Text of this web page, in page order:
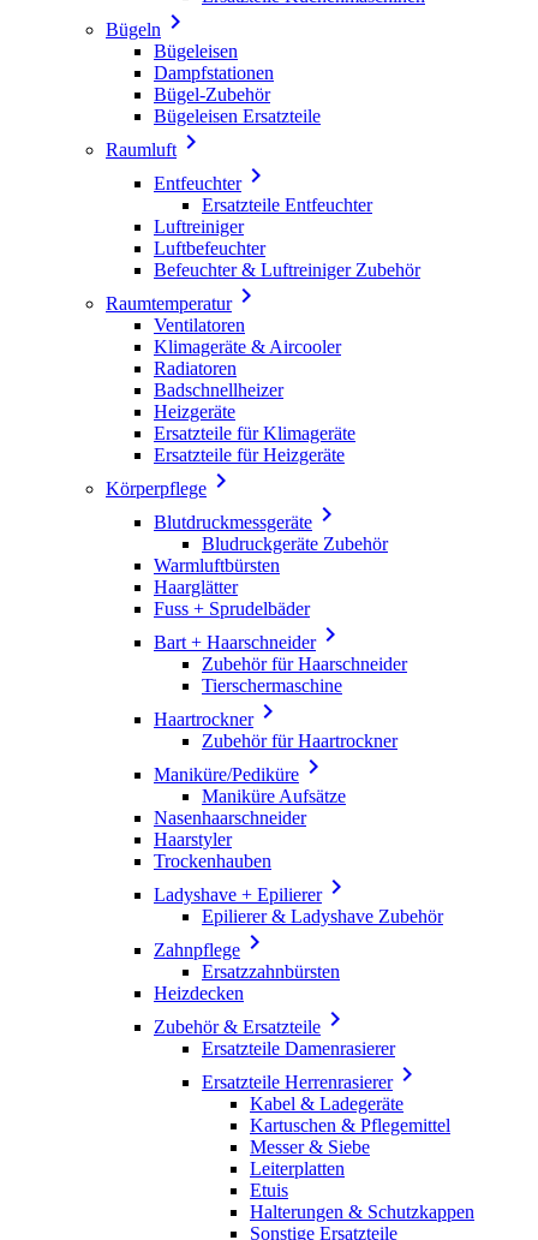
Bügeln 
Bügeleisen
Dampfstationen
Bügel-Zubehör
Bügeleisen Ersatzteile
Raumluft 
Entfeuchter
Ersatzteile Entfeuchter
Luftreiniger
Luftbefeuchter
Befeuchter & Luftreiniger Zubehör
Raumtemperatur
Ventilatoren
Klimageräte & Aircooler
Radiatoren
Badschnellheizer
Heizgeräte
Ersatzteile für Klimageräte
Ersatzteile für Heizgeräte
Körperpflege 
Blutdruckmessgeräte 
Bludruckgeräte Zubehör
Warmluftbürsten
Haarglätter
Fuss + Sprudelbäder
Bart + Haarschneider
Zubehör für Haarschneider
Tierschermaschine
Haartrockner
Zubehör für Haartrockner
Maniküre/Pediküre 
Maniküre Aufsätze
Nasenhaarschneider
Haarstyler
Trockenhauben
Ladyshave + Epilierer
Epilierer & Ladyshave Zubehör
Zahnpflege 
Ersatzzahnbürsten
Heizdecken
Zubehör & Ersatzteile 
Ersatzteile Damenrasierer
Ersatzteile Herrenrasierer
Kabel & Ladegeräte
Kartuschen & Pflegemittel
Messer & Siebe
Leiterplatten
Etuis
Halterungen & Schutzkappen
Sonstige Ersatzteile